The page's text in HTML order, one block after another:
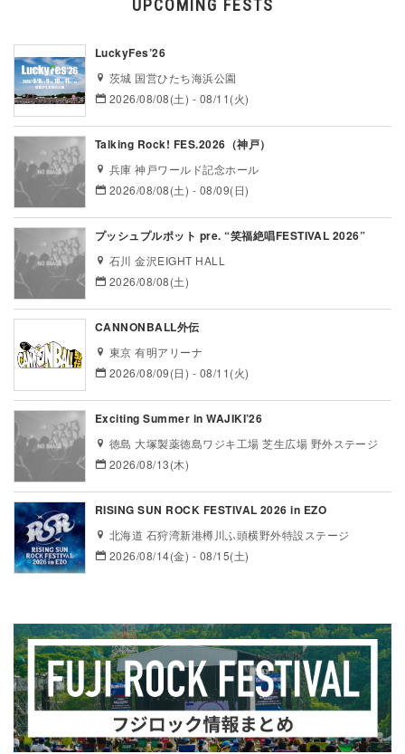
UPCOMING FESTS
LuckyFes’26
茨城 国営ひたち海浜公園
2026/08/08(土) - 08/11(火)
Talking Rock! FES.2026（神戸）
兵庫 神戸ワールド記念ホール
2026/08/08(土) - 08/09(日)
プッシュプルポット pre. “笑福絶唱FESTIVAL 2026”
石川 金沢EIGHT HALL
2026/08/08(土)
CANNONBALL外伝
東京 有明アリーナ
2026/08/09(日) - 08/11(火)
Exciting Summer in WAJIKI’26
徳島 大塚製薬徳島ワジキ工場 芝生広場 野外ステージ
2026/08/13(木)
RISING SUN ROCK FESTIVAL 2026 in EZO
北海道 石狩湾新港樽川ふ頭横野外特設ステージ
2026/08/14(金) - 08/15(土)